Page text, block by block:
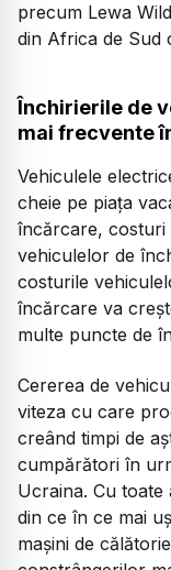
precum Lewa
din Africa de Sud
Închirierile de
mai frecvente
Vehiculele
cheie pe piața
încărcare, costuri
vehiculelor de
costurile
încărcare va
multe puncte de
Cererea de
viteza cu care
creând timpi de
cumpărători în
Ucraina. Cu toate
din ce în ce mai
mașini de